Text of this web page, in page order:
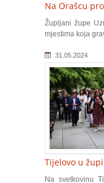
Na Orašcu
Župljani župe
mjestima koja
31.05.2024
Tijelovo u
Na svetkovinu